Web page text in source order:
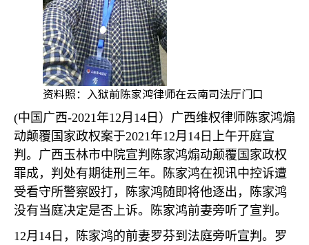
资料照：入狱前陈家鸿律师在云南司法厅门口
(中国广西-2021年12月 14 日）广西维权律师陈家鸿煽
动颠覆国家政权案于2021年12月 14 日上午开庭宣
判。广西玉林市中院宣判陈家鸿煽动颠覆国家政权
罪成，判处有期徒刑三年。陈家鸿在视讯中控诉遭
受看守所警察殴打，陈家鸿随即将他逐出，陈家鸿
没有当庭决定是否上诉。陈家鸿前妻旁听了宣判。
12月 14 日，陈家鸿的前妻罗芬到法庭旁听宣判。罗